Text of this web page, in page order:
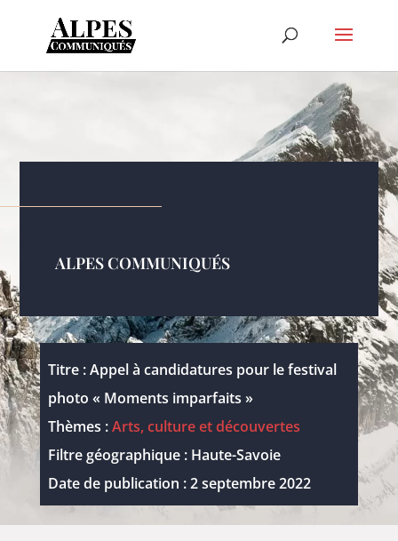
ALPES COMMUNIQUÉS
Titre : Appel à candidatures pour le festival
photo « Moments imparfaits »
Thèmes :Arts, culture et découvertes
Filtre géographique : Haute-Savoie
Date de publication : 2 septembre 2022